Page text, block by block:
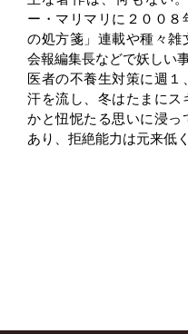
ー・マリマリに２００８
の処方箋」連載や種々
会報編集長などで妖しい
医者の不養生対策に週
汗を流し、冬はたまに
かと忸怩たる思いに浸
あり、拒絶能力は元来低